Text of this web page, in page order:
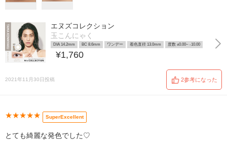
エヌズコレクション
玉こんにゃく
DIA 14.2mm BC 8.6mm ワンデー 着色直径 13.0mm 度数 ±0.00~ -10.00
¥1,760
2021年11月30日投稿 2参考になった
★★★★★ SuperExcellent
とても綺麗な発色でした♡